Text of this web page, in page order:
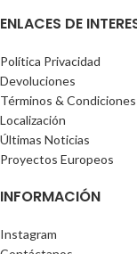
ENLACES DE
Política Privacidad
Devoluciones
Términos & Condiciones
Localización
Últimas Noticias
Proyectos Europeos
INFORMACIÓN
Instagram